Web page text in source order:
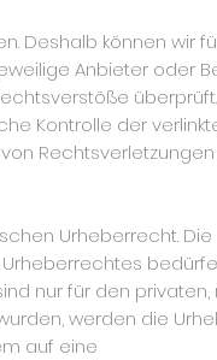
Deshalb können wir
Anbieter oder
überprüft.
Kontrolle der
Urheberrecht. Die
nur für den privaten,
werden die
auf eine